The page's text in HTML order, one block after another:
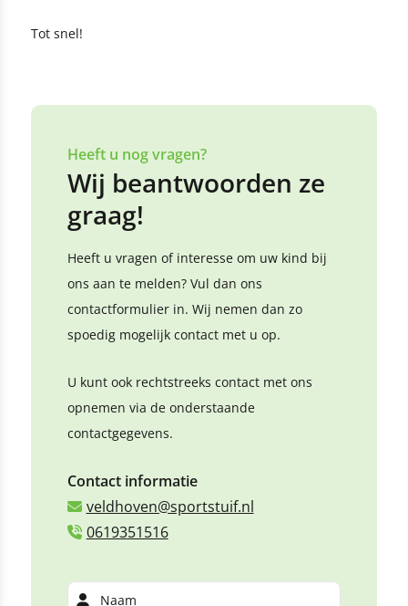
Tot snel!
Heeft u nog vragen?
Wij beantwoorden ze
graag!
Heeft u vragen of interesse om uw kind bij
ons aan te melden? Vul dan ons
contactformulier in. Wij nemen dan zo
spoedig mogelijk contact met u op.
U kunt ook rechtstreeks contact met ons
opnemen via de onderstaande
contactgegevens.
Contact informatie
veldhoven@sportstuif.nl
0619351516